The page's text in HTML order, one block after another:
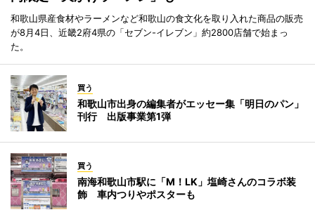
和歌山県産食材やラーメンなど和歌山の食文化を取り入れた商品の販売
が8月4日、近畿2府4県の「セブン-イレブン」約2800店舗で始まっ
た。
買う
和歌山市出身の編集者がエッセー集「明日のパン」
刊行 出版事業第1弾
買う
南海和歌山市駅に「M！LK」塩崎さんのコラボ装
飾 車内つりやポスターも